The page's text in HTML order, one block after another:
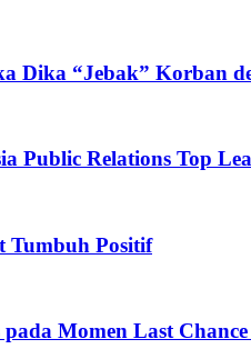
Dika “Jebak” Korban
Public Relations Top
Tumbuh Positif
Momen Last